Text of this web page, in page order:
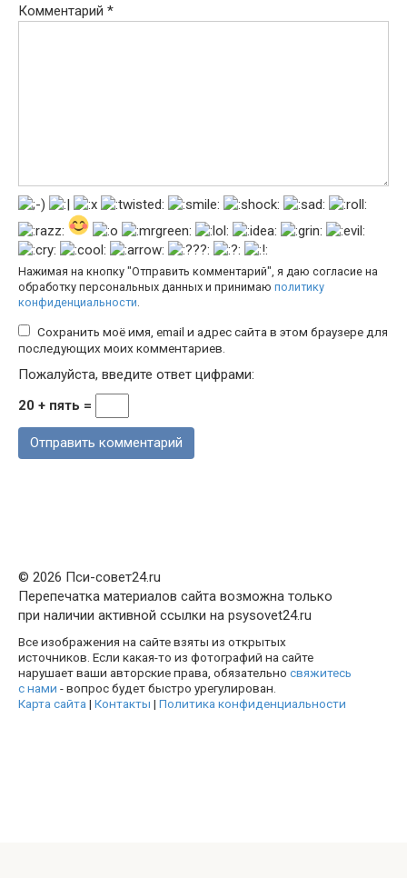
Комментарий *
Нажимая на кнопку "Отправить комментарий", я даю согласие на
обработку персональных данных и принимаю политику
конфиденциальности
Сохранить моё имя, email и адрес сайта в этом браузере для
последующих моих комментариев.
Пожалуйста, введите ответ цифрами:
20 + пять =
© 2026 Пси-совет24.ru
Перепечатка материалов сайта возможна только
при наличии активной ссылки на psysovet24.ru
Все изображения на сайте взяты из открытых
источников. Если какая-то из фотографий на сайте
нарушает ваши авторские права, обязательно свяжитесь
с нами - вопрос будет быстро урегулирован.
Карта сайта | Контакты | Политика конфиденциальности